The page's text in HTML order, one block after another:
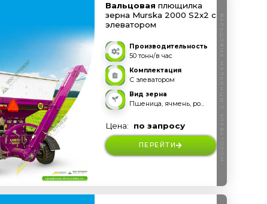
Вальцовая плющилка
зерна Murska 2000 S2x2 с
элеватором
Производительность
50 тонн/в час
Комплектация
С элеватором
Вид зерна
Пшеница, ячмень, рожь, овес, тритикале и прочее
Цена: по запросу
ПЕРЕЙТИ ВАЛЬЦОВЫЕ МЕЛЬНИЦЫ С ЭЛЕВАТОРОМ